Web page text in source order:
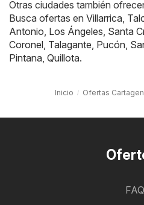
Otras ciudades también
Busca ofertas en Villarrica
Antonio Los Ángeles Santa
Coronel Talagante Pucón
Pintana Quillota.
Inicio Ofertas
FAQ